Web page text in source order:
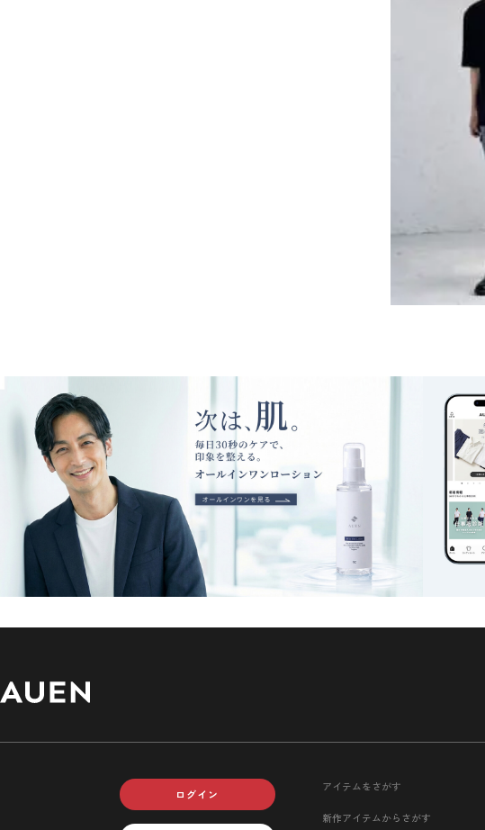
ログイン
アイテムをさがす
新作アイテムからさがす